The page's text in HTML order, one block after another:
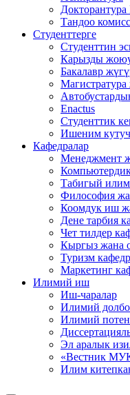
Докторантура
Тандоо
Студенттерге
Студенттин
Карызды
Бакалавр
Enactus
Студенттик
Ишеним
Кафедралар
Менеджмент
Табигый
Философия
Коомдук иш
Дене тарбия
Чет тилдер
Кыргыз жана
Туризм
Маркетинг
Илимий иш
Иш-чаралар
Илимий
Илимий
Эл аралык
«Вестник
Илим